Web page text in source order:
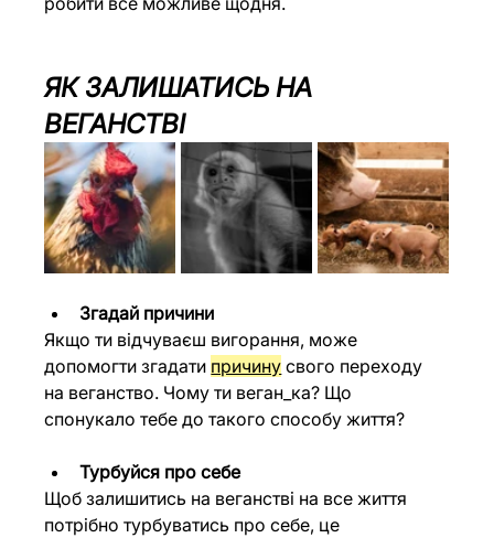
ЯК ЗАЛИШАТИСЬ НА
ВЕГАНСТВІ
Згадай причини
Якщо ти відчуваєш вигорання, може
допомогти згадати причину свого переходу
на веганство. Чому ти веган_ка? Що
спонукало тебе до такого способу життя?
Турбуйся про себе
Щоб залишитись на веганстві на все життя
потрібно турбуватись про себе, це